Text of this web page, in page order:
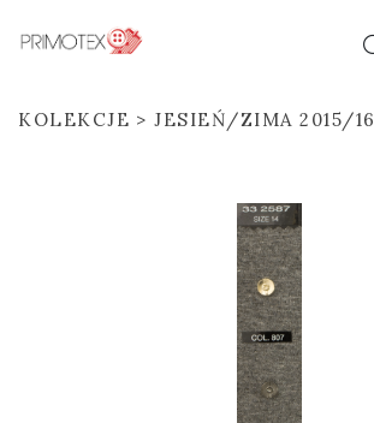
KOLEKCJE JESIEŃ/ZIMA 2015/16